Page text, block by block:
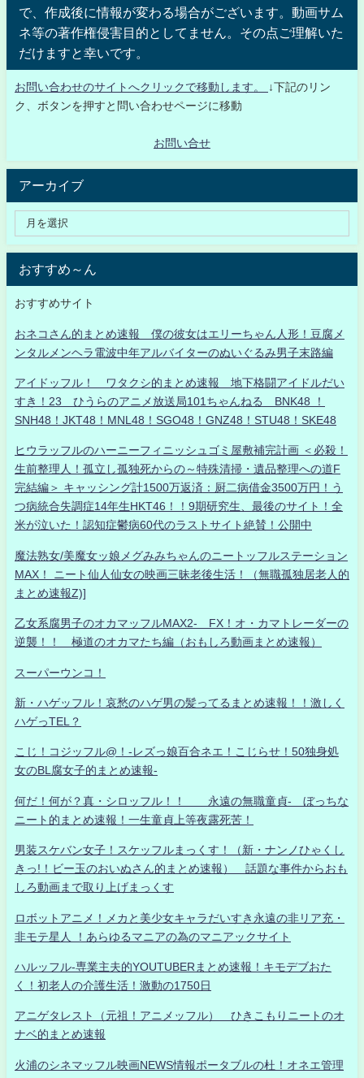
で、作成後に情報が変わる場合がございます。動画サム
ネ等の著作権侵害目的としてません。その点ご理解いた
だけますと幸いです。
お問い合わせのサイトへクリックで移動します。
↓下記のリン
ク、ボタンを押すと問い合わせページに移動
お問い合せ
アーカイブ
おすすめ～ん
おすすめサイト
おネコさん的まとめ速報 僕の彼女はエリーちゃん人形！豆腐メ
ンタルメンヘラ電波中年アルバイターのぬいぐるみ男子末路編
アイドッフル！ ワタクシ的まとめ速報 地下格闘アイドルだい
すき！23 ひうらのアニメ放送局101ちゃんねる BNK48 ！
SNH48！JKT48！MNL48！SGO48！GNZ48！STU48！SKE48
ヒウラッフルのハーニーフィニッシュゴミ屋敷補完計画 ＜必殺！
生前整理人！孤立し孤独死からの～特殊清掃・遺品整理への道F
完結編＞ キャッシング計1500万返済：厨二病借金3500万円！う
つ病統合失調症14年生HKT46！！9期研究生、最後のサイト！全
米が泣いた！認知症鬱病60代のラストサイト絶賛！公開中
魔法熟女/美魔女ッ娘メグみみちゃんのニートッフルステーション
MAX！ ニート仙人仙女の映画三昧老後生活！（無職孤独居老人的
まとめ速報Z)]
乙女系腐男子のオカマッフルMAX2- FX！オ・カマトレーダーの
逆襲！！ 極道のオカマたち編（おもしろ動画まとめ速報）
スーパーウンコ！
新・ハゲッフル！哀愁のハゲ男の髪ってるまとめ速報！！激しく
ハゲっTEL？
こじ！コジッフル@！-レズっ娘百合ネエ！こじらせ！50独身処
女のBL腐女子的まとめ速報-
何だ！何が？真・シロッフル！！ 永遠の無職童貞- ぼっちな
ニート的まとめ速報！一生童貞上等夜露死苦！
男装スケバン女子！スケッフルまっくす！（新・ナンノひゃくし
きっ!！ビー玉のおいぬさん的まとめ速報） 話題な事件からおも
しろ動画まで取り上げまっくす
ロボットアニメ！メカと美少女キャラだいすき永遠の非リア充・
非モテ星人 ！あらゆるマニアの為のマニアックサイト
ハルッフル-専業主夫的YOUTUBERまとめ速報！キモデブおた
く！初老人の介護生活！激動の1750日
アニゲタレスト（元祖！アニメッフル） ひきこもりニートのオ
ナベ的まとめ速報
火浦のシネマッフル映画NEWS情報ポータブルの杜！オネエ管理